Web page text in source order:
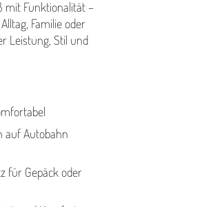
mit Funk­tion­al­ität –
Familie oder
Leistung, Stil und
auf Autobahn
für Gepäck oder